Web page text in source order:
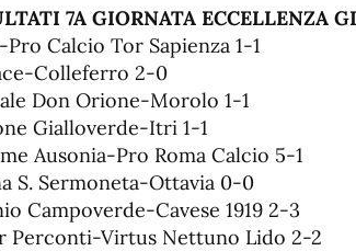
7A GIORNATA ECCELLENZA
Calcio Tor Sapienza 1-1
Colleferro 2-0
Don Orione-Morolo 1-1
Gialloverde-Itri 1-1
Ausonia-Pro Roma Calcio 5-1
S. Sermoneta-Ottavia 0-0
Campoverde-Cavese 1919 2-3
Perconti-Virtus Nettuno Lido 2-2